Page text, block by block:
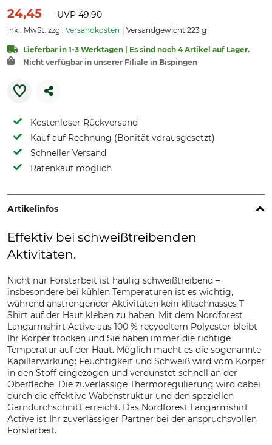
24,45 UVP49,90
inkl. MwSt. zzgl. Versandkosten Versandgewicht 223 g
Lieferbar in 1-3 Werktagen | Es sind noch 4 Artikel auf Lager.
Nicht verfügbar in unserer Filiale in Bispingen
Kostenloser Rückversand
Kauf auf Rechnung (Bonität vorausgesetzt)
Schneller Versand
Ratenkauf möglich
Artikelinfos
Effektiv bei schweißtreibenden
Aktivitäten.
Nicht nur Forstarbeit ist häufig schweißtreibend –
insbesondere bei kühlen Temperaturen ist es wichtig,
während anstrengender Aktivitäten kein klitschnasses T-
Shirt auf der Haut kleben zu haben. Mit dem Nordforest
Langarmshirt Active aus 100 % recyceltem Polyester bleibt
Ihr Körper trocken und Sie haben immer die richtige
Temperatur auf der Haut. Möglich macht es die sogenannte
Kapillarwirkung: Feuchtigkeit und Schweiß wird vom Körper
in den Stoff eingezogen und verdunstet schnell an der
Oberfläche. Die zuverlässige Thermoregulierung wird dabei
durch die effektive Wabenstruktur und den speziellen
Garndurchschnitt erreicht. Das Nordforest Langarmshirt
Active ist Ihr zuverlässiger Partner bei der anspruchsvollen
Forstarbeit.